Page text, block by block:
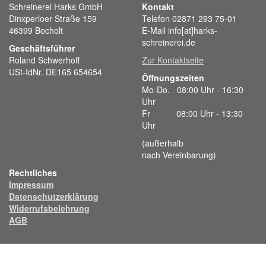
Schreinerei Harks GmbH
Dinxperloer Straße 159
46399 Bocholt
Geschäftsführer
Roland Schwerhoff
USt-IdNr. DE165 654654
Kontakt
Telefon 02871 293 75-01
E-Mail info[at]harks-
schreinerei.de
Zur Kontaktseite
Öffnungszeiten
Mo-Do. 08:00 Uhr - 16:30
Uhr
Fr 08:00 Uhr - 13:30
Uhr
(außerhalb
nach Vereinbarung)
Rechtliches
Impressum
Datenschutzerklärung
Widerrufsbelehrung
AGB